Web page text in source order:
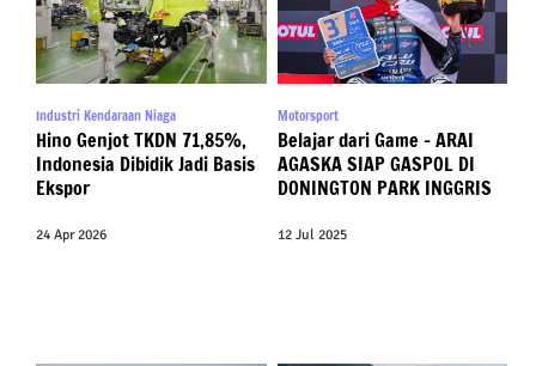
Industri Kendaraan Niaga
Hino Genjot TKDN 71,85%,
Indonesia Dibidik Jadi Basis
Ekspor
24 Apr 2026
Motorsport
Belajar dari Game – ARAI
AGASKA SIAP GASPOL DI
DONINGTON PARK INGGRIS
12 Jul 2025